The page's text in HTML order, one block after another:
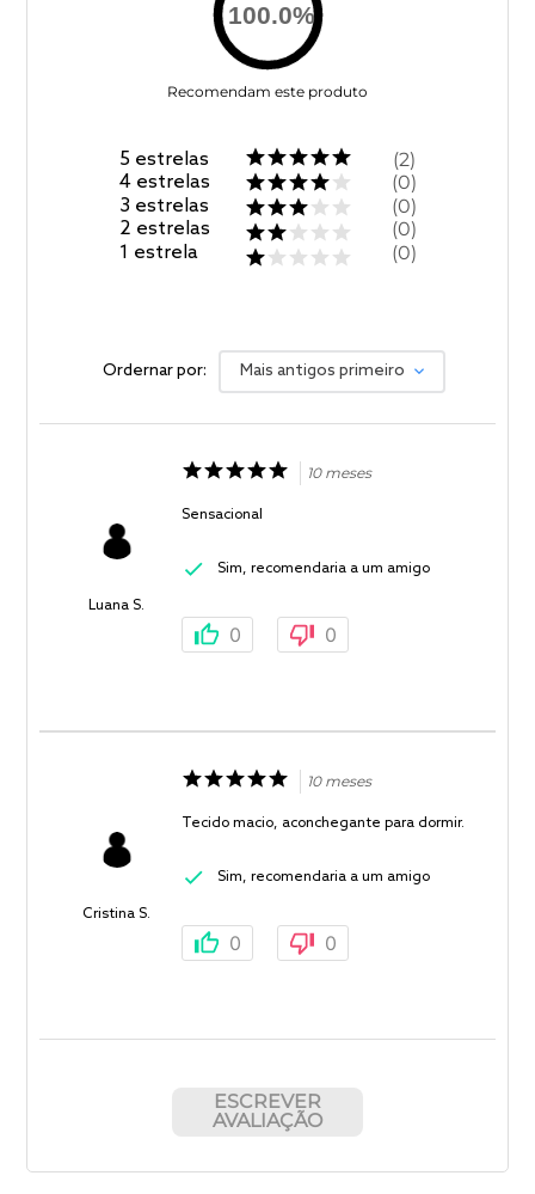
100.0%
Recomendam este produto
5 estrelas
4 estrelas
3 estrelas
2 estrelas
1 estrela
2
0
0
0
0
Ordernar por: Mais antigos primeiro
Luana S.
10 meses
Sensacional
Sim, recomendaria a um amigo
0 0
Cristina S.
10 meses
Tecido macio, aconchegante para dormir.
Sim, recomendaria a um amigo
0 0
ESCREVER
AVALIAÇÃO